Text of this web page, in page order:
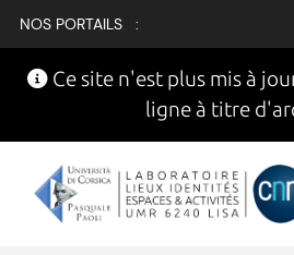
NOS PORTAILS :
Ce site n'est plus mis à
ligne à titre